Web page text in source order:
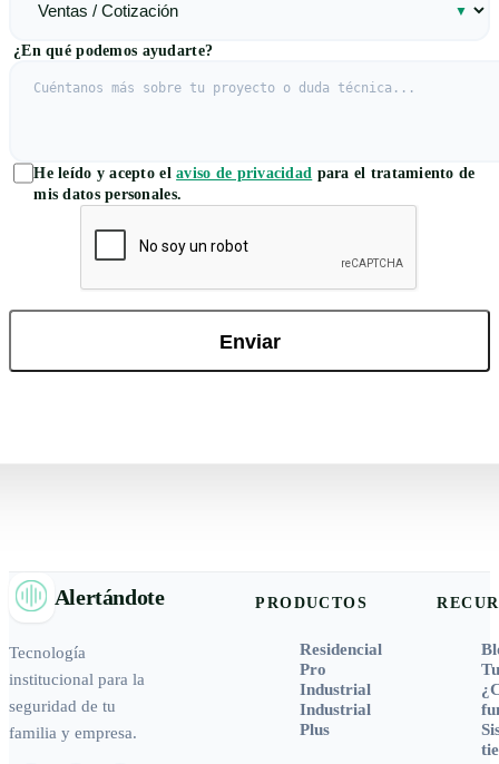
¿En qué podemos ayudarte?
He leído y acepto elaviso de privacidad para el tratamiento de
mis datos personales.
Alertándote
Tecnología
institucional para la
seguridad de tu
familia y empresa.
PRODUCTOS
Residencial
Pro
Industrial
Industrial
Plus